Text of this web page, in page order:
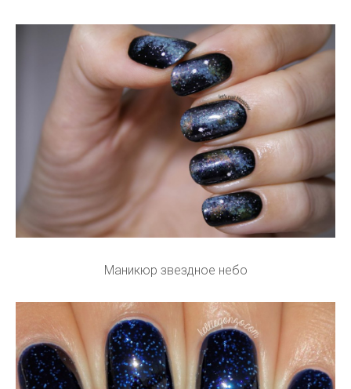
Маникюр звездное небо